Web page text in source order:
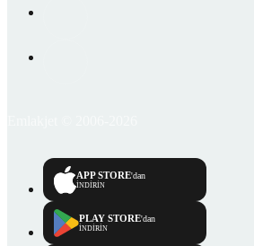
APP STORE'dan
İNDİRİN
PLAY STORE'dan
İNDİRİN